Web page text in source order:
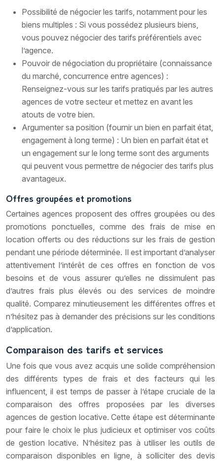
Possibilité de négocier les tarifs, notamment pour les
biens multiples : Si vous possédez plusieurs biens,
vous pouvez négocier des tarifs préférentiels avec
l’agence.
Pouvoir de négociation du propriétaire (connaissance
du marché, concurrence entre agences) :
Renseignez-vous sur les tarifs pratiqués par les autres
agences de votre secteur et mettez en avant les
atouts de votre bien.
Argumenter sa position (fournir un bien en parfait état,
engagement à long terme) : Un bien en parfait état et
un engagement sur le long terme sont des arguments
qui peuvent vous permettre de négocier des tarifs plus
avantageux.
Offres groupées et promotions
Certaines agences proposent des offres groupées ou des
promotions ponctuelles, comme des frais de mise en
location offerts ou des réductions sur les frais de gestion
pendant une période déterminée. Il est important d’analyser
attentivement l’intérêt de ces offres en fonction de vos
besoins et de vous assurer qu’elles ne dissimulent pas
d’autres frais plus élevés ou des services de moindre
qualité. Comparez minutieusement les différentes offres et
n’hésitez pas à demander des précisions sur les conditions
d’application.
Comparaison des tarifs et services
Une fois que vous avez acquis une solide compréhension
des différents types de frais et des facteurs qui les
influencent, il est temps de passer à l’étape cruciale de la
comparaison des offres proposées par les diverses
agences de gestion locative. Cette étape est déterminante
pour faire le choix le plus judicieux et optimiser vos coûts
de gestion locative. N’hésitez pas à utiliser les outils de
comparaison disponibles en ligne, à solliciter des devis